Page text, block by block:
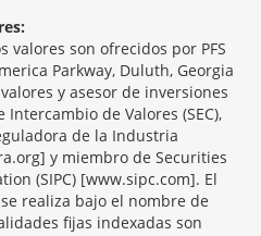
valores son ofrecidos por PFS
Parkway, Duluth, Georgia
y asesor de inversiones
de Valores (SEC),
de la Industria
y miembro de Securities
(SIPC) [www.sipc.com]. El
realiza bajo el nombre de
fijas indexadas son